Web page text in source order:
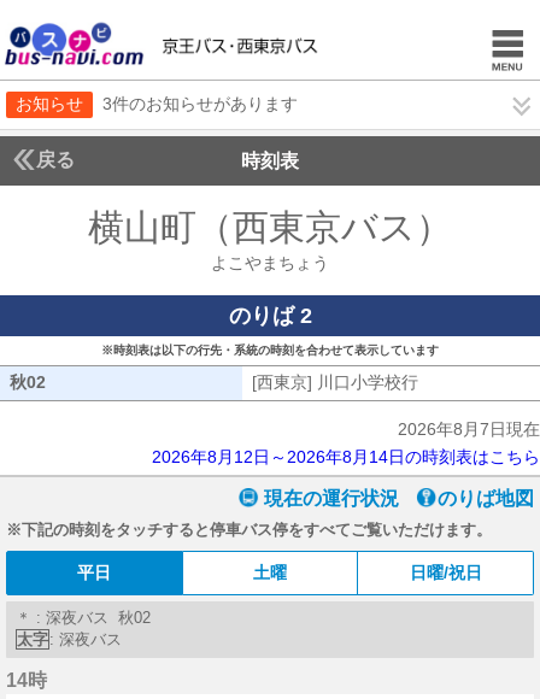
お知らせ 3件のお知らせがあります
戻る 時刻表
横山町（西東京バス）
よこやまちょう
のりば 2
※時刻表は以下の行先・系統の時刻を合わせて表示しています
秋02 [西東京] 川口小学校行
2026年8月7日現在
2026年8月12日～2026年8月14日の時刻表はこちら
現在の運行状況 のりば地図
※下記の時刻をタッチすると停車バス停をすべてご覧いただけます。
平日 土曜 日曜/祝日
＊ : 深夜バス 秋02
太字: 深夜バス
14時